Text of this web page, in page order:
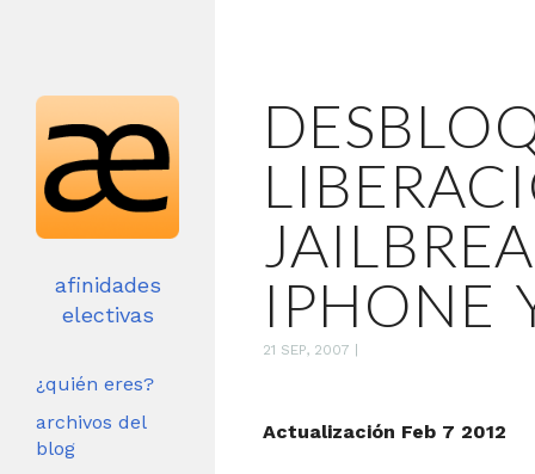
afinidades
electivas
¿quién eres?
archivos del
blog
IPHONE
21 SEP, 2007
Actualización Feb 7 2012